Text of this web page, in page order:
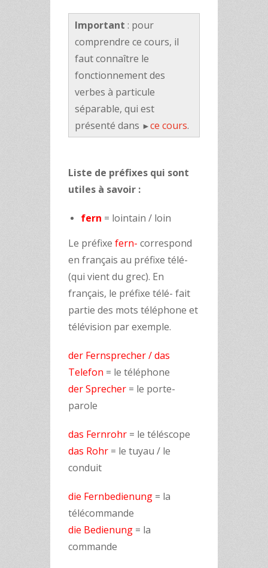
Important : pour
comprendre ce cours, il
faut connaître le
fonctionnement des
verbes à particule
séparable, qui est
présenté dans ►ce cours.
Liste de préfixes qui sont
utiles à savoir :
fern = lointain / loin
Le préfixe fern- correspond
en français au préfixe télé-
(qui vient du grec). En
français, le préfixe télé- fait
partie des mots téléphone et
télévision par exemple.
der Fernsprecher / das
Telefon = le téléphone
der Sprecher = le porte-
parole
das Fernrohr = le téléscope
das Rohr = le tuyau / le
conduit
die Fernbedienung = la
télécommande
die Bedienung = la
commande